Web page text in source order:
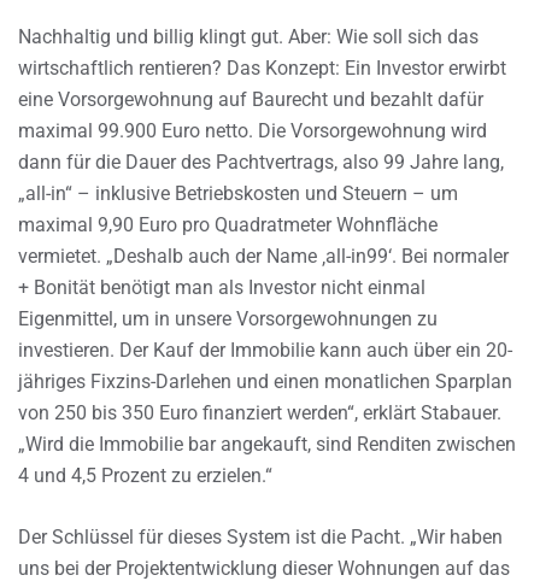
Nachhaltig und billig klingt gut. Aber: Wie soll sich das
wirtschaftlich rentieren? Das Konzept: Ein Investor erwirbt
eine Vorsorgewohnung auf Baurecht und bezahlt dafür
maximal 99.900 Euro netto. Die Vorsorgewohnung wird
dann für die Dauer des Pachtvertrags, also 99 Jahre lang,
„all-in“ – inklusive Betriebskosten und Steuern – um
maximal 9,90 Euro pro Quadratmeter Wohnfläche
vermietet. „Deshalb auch der Name ‚all-in99‘. Bei normaler
+ Bonität benötigt man als Investor nicht einmal
Eigenmittel, um in unsere Vorsorgewohnungen zu
investieren. Der Kauf der Immobilie kann auch über ein 20-
jähriges Fixzins-Darlehen und einen monatlichen Sparplan
von 250 bis 350 Euro finanziert werden“, erklärt Stabauer.
„Wird die Immobilie bar angekauft, sind Renditen zwischen
4 und 4,5 Prozent zu erzielen.“
Der Schlüssel für dieses System ist die Pacht. „Wir haben
uns bei der Projektentwicklung dieser Wohnungen auf das